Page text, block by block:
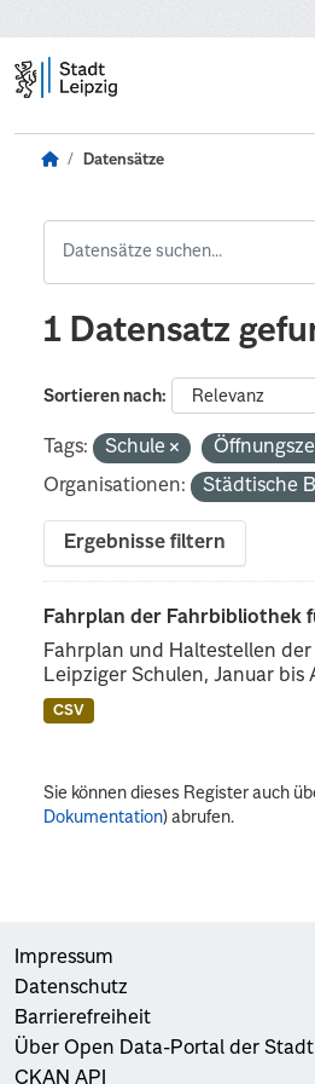
Datensätze
1 Datensatz
Sortieren nach
Tags: Schule
Organisationen:
Städtische
Ergebnisse filtern
Fahrplan der Fahrbibliothek
Fahrplan und Haltestellen
Leipziger Schulen, Januar bis
CSV
Sie können dieses Register auch
Dokumentation) abrufen.
Impressum
Datenschutz
Barrierefreiheit
Über Open Data-Portal der
CKAN API